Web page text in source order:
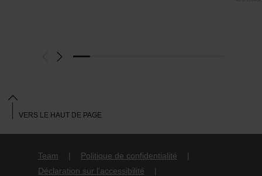
Team
Politique de confidentialité
Déclaration sur l'accessibilité
VERS LE HAUT DE PAGE